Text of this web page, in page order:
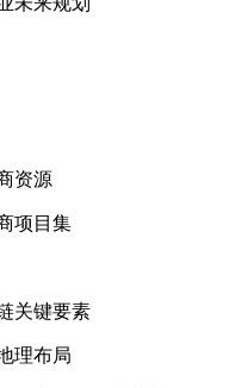
资源
项目集
关键要素
理布局